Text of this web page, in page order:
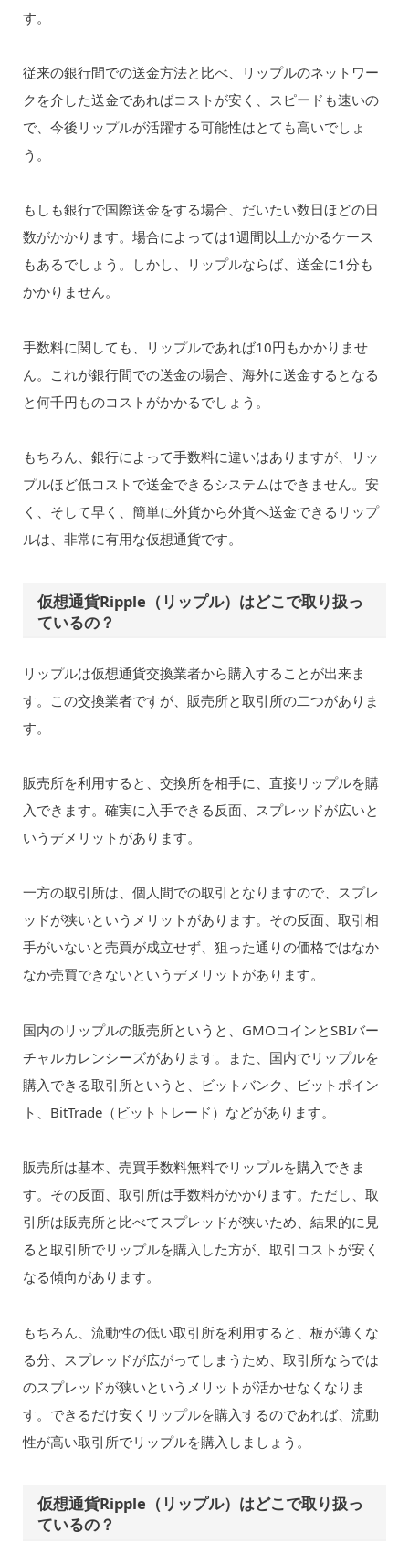
す。
従来の銀行間での送金方法と比べ、リップルのネットワー
クを介した送金であればコストが安く、スピードも速いの
で、今後リップルが活躍する可能性はとても高いでしょ
う。
もしも銀行で国際送金をする場合、だいたい数日ほどの日
数がかかります。場合によっては1週間以上かかるケース
もあるでしょう。しかし、リップルならば、送金に1分も
かかりません。
手数料に関しても、リップルであれば10円もかかりませ
ん。これが銀行間での送金の場合、海外に送金するとなる
と何千円ものコストがかかるでしょう。
もちろん、銀行によって手数料に違いはありますが、リッ
プルほど低コストで送金できるシステムはできません。安
く、そして早く、簡単に外貨から外貨へ送金できるリップ
ルは、非常に有用な仮想通貨です。
仮想通貨Ripple（リップル）はどこで取り扱っ
ているの？
リップルは仮想通貨交換業者から購入することが出来ま
す。この交換業者ですが、販売所と取引所の二つがありま
す。
販売所を利用すると、交換所を相手に、直接リップルを購
入できます。確実に入手できる反面、スプレッドが広いと
いうデメリットがあります。
一方の取引所は、個人間での取引となりますので、スプレ
ッドが狭いというメリットがあります。その反面、取引相
手がいないと売買が成立せず、狙った通りの価格ではなか
なか売買できないというデメリットがあります。
国内のリップルの販売所というと、GMOコインとSBIバー
チャルカレンシーズがあります。また、国内でリップルを
購入できる取引所というと、ビットバンク、ビットポイン
ト、BitTrade（ビットトレード）などがあります。
販売所は基本、売買手数料無料でリップルを購入できま
す。その反面、取引所は手数料がかかります。ただし、取
引所は販売所と比べてスプレッドが狭いため、結果的に見
ると取引所でリップルを購入した方が、取引コストが安く
なる傾向があります。
もちろん、流動性の低い取引所を利用すると、板が薄くな
る分、スプレッドが広がってしまうため、取引所ならでは
のスプレッドが狭いというメリットが活かせなくなりま
す。できるだけ安くリップルを購入するのであれば、流動
性が高い取引所でリップルを購入しましょう。
仮想通貨Ripple（リップル）はどこで取り扱っ
ているの？